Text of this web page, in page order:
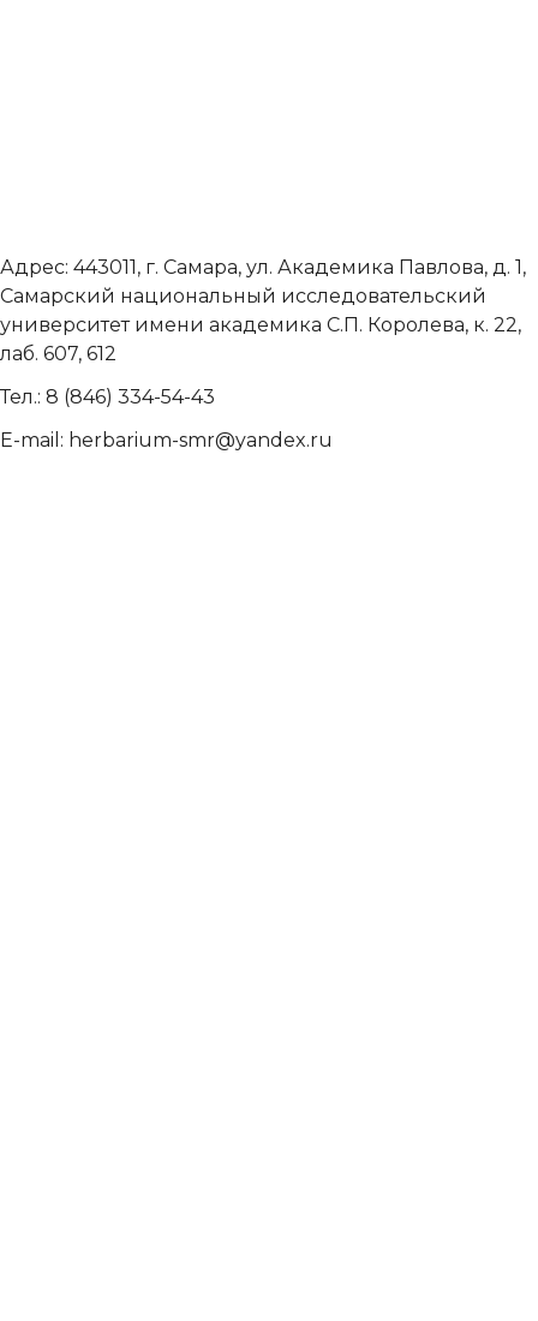
Адрес: 443011, г. Самара, ул. Академика Павлова, д. 1,
Самарский национальный исследовательский
университет имени академика С.П. Королева, к. 22,
лаб. 607, 612
Тел.: 8 (846) 334-54-43
E-mail: herbarium-smr@yandex.ru